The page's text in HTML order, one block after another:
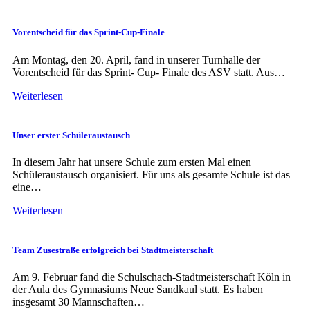
Vorentscheid für das Sprint-Cup-Finale
Am Montag, den 20. April, fand in unserer Turnhalle der
Vorentscheid für das Sprint- Cup- Finale des ASV statt. Aus…
Weiterlesen
Unser erster Schüleraustausch
In diesem Jahr hat unsere Schule zum ersten Mal einen
Schüleraustausch organisiert. Für uns als gesamte Schule ist das
eine…
Weiterlesen
Team Zusestraße erfolgreich bei Stadtmeisterschaft
Am 9. Februar fand die Schulschach-Stadtmeisterschaft Köln in
der Aula des Gymnasiums Neue Sandkaul statt. Es haben
insgesamt 30 Mannschaften…